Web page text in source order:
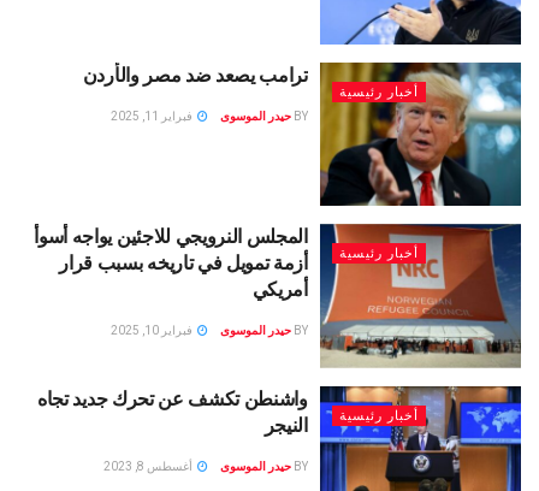
أخبار رئيسية
ترامب يصعد ضد مصر والأردن
BY حيدر الموسوى فبراير 11, 2025
أخبار رئيسية
المجلس النرويجي للاجئين يواجه أسوأ
أزمة تمويل في تاريخه بسبب قرار
أمريكي
BY حيدر الموسوى فبراير 10, 2025
أخبار رئيسية
واشنطن تكشف عن تحرك جديد تجاه
النيجر
BY حيدر الموسوى أغسطس 8, 2023